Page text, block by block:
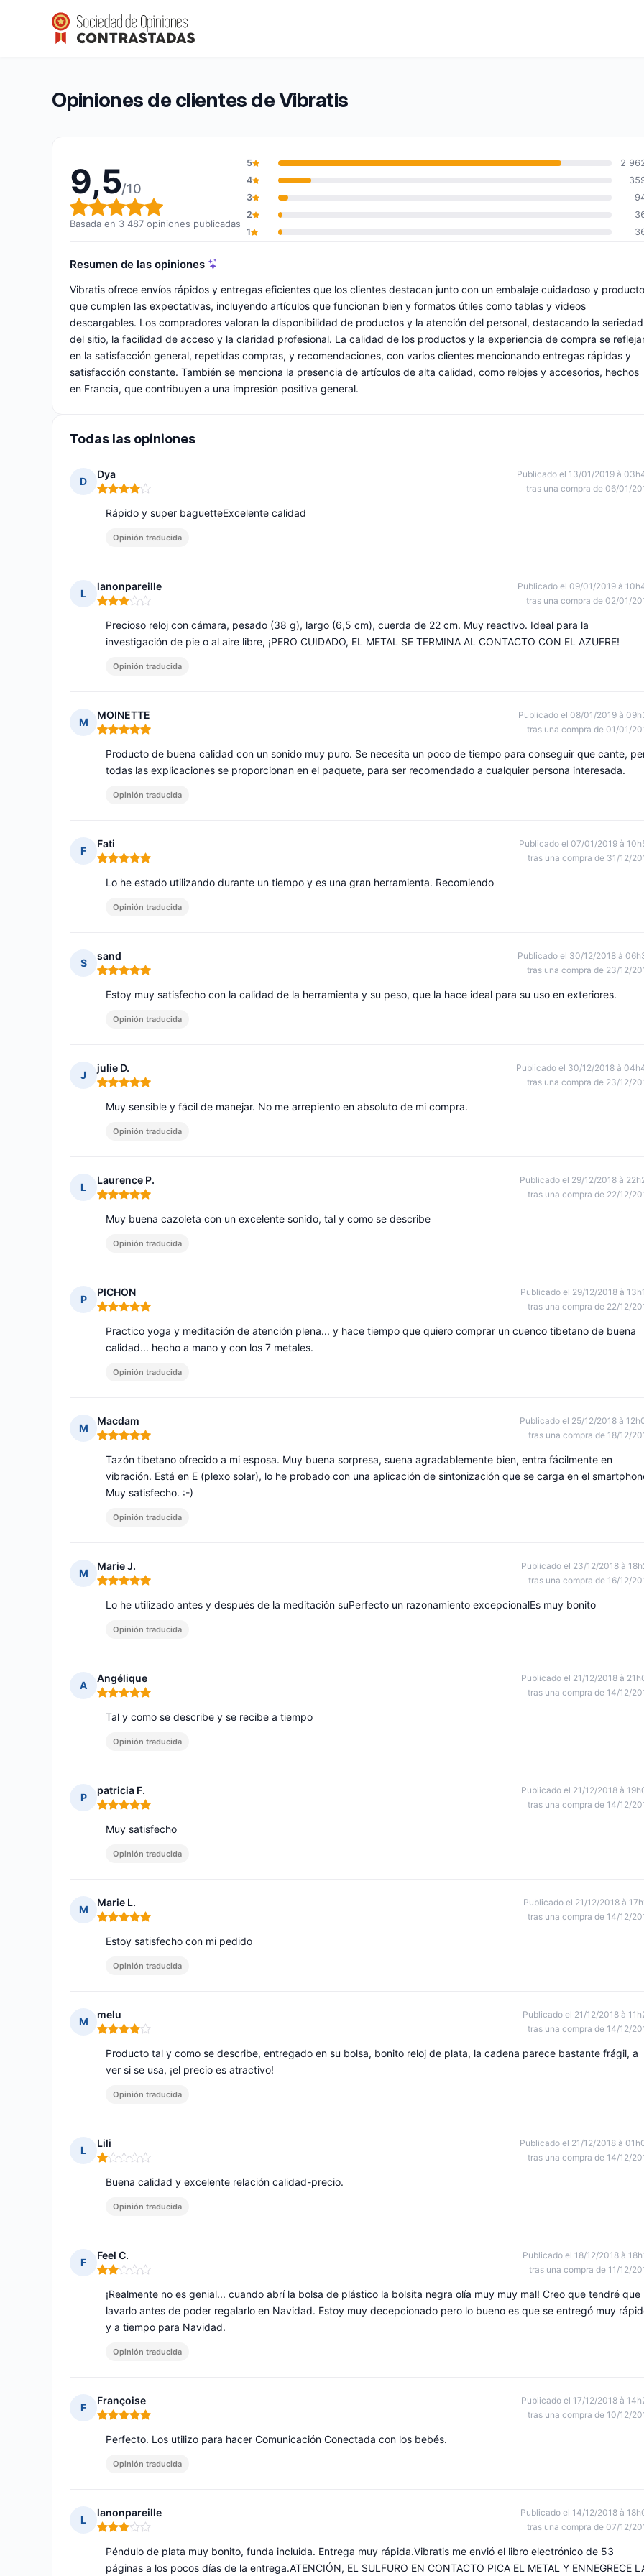
Vibratis
Calificación global: 9,5 de 10
9,5/10(3 487 opiniones)
Opiniones de clientes de Vibratis
9,5/10
Calificación global: 9,5 de 10
Basada en 3 487 opiniones publicadas
5
2
4
3
2
1
Resumen de las opiniones
Vibratis ofrece envíos rápidos y entregas eficientes que los clientes destacan junto con un embalaje cuidadoso y
que cumplen las expectativas, incluyendo artículos que funcionan bien y formatos útiles como tablas y videos
descargables. Los compradores valoran la disponibilidad de productos y la atención del personal, destacando la seriedad
del sitio, la facilidad de acceso y la claridad profesional. La calidad de los productos y la experiencia de compra se
en la satisfacción general, repetidas compras, y recomendaciones, con varios clientes mencionando entregas rápidas y
satisfacción constante. También se menciona la presencia de artículos de alta calidad, como relojes y accesorios, hechos
en Francia, que contribuyen a una impresión positiva general.
Todas las opiniones
D
Dya
Nota: 4 de 5
Publicado el 13/01/2019 à
tras una compra de 06/01/
Rápido y super baguetteExcelente calidad
Opinión traducida
L
lanonpareille
Nota: 3 de 5
Publicado el 09/01/2019 à
tras una compra de 02/01/
Precioso reloj con cámara, pesado (38 g), largo (6,5 cm), cuerda de 22 cm. Muy reactivo. Ideal para la
investigación de pie o al aire libre, ¡PERO CUIDADO, EL METAL SE TERMINA AL CONTACTO CON EL AZUFRE!
Opinión traducida
M
MOINETTE
Nota: 5 de 5
Publicado el 08/01/2019 à
tras una compra de 01/01/
Producto de buena calidad con un sonido muy puro. Se necesita un poco de tiempo para conseguir que cante,
todas las explicaciones se proporcionan en el paquete, para ser recomendado a cualquier persona interesada.
Opinión traducida
F
Fati
Nota: 5 de 5
Publicado el 07/01/2019 à
tras una compra de 31/12/
Lo he estado utilizando durante un tiempo y es una gran herramienta. Recomiendo
Opinión traducida
S
sand
Nota: 5 de 5
Publicado el 30/12/2018 à
tras una compra de 23/12/
Estoy muy satisfecho con la calidad de la herramienta y su peso, que la hace ideal para su uso en exteriores.
Opinión traducida
J
julie D.
Nota: 5 de 5
Publicado el 30/12/2018 à
tras una compra de 23/12/
Muy sensible y fácil de manejar. No me arrepiento en absoluto de mi compra.
Opinión traducida
L
Laurence P.
Nota: 5 de 5
Publicado el 29/12/2018 à
tras una compra de 22/12/
Muy buena cazoleta con un excelente sonido, tal y como se describe
Opinión traducida
P
PICHON
Nota: 5 de 5
Publicado el 29/12/2018 à
tras una compra de 22/12/
Practico yoga y meditación de atención plena... y hace tiempo que quiero comprar un cuenco tibetano de buena
calidad... hecho a mano y con los 7 metales.
Opinión traducida
M
Macdam
Nota: 5 de 5
Publicado el 25/12/2018 à
tras una compra de 18/12/
Tazón tibetano ofrecido a mi esposa. Muy buena sorpresa, suena agradablemente bien, entra fácilmente en
vibración. Está en E (plexo solar), lo he probado con una aplicación de sintonización que se carga en el
Muy satisfecho. :-)
Opinión traducida
M
Marie J.
Nota: 5 de 5
Publicado el 23/12/2018 à
tras una compra de 16/12/
Lo he utilizado antes y después de la meditación suPerfecto un razonamiento excepcionalEs muy bonito
Opinión traducida
A
Angélique
Nota: 5 de 5
Publicado el 21/12/2018 à
tras una compra de 14/12/
Tal y como se describe y se recibe a tiempo
Opinión traducida
P
patricia F.
Nota: 5 de 5
Publicado el 21/12/2018 à
tras una compra de 14/12/
Muy satisfecho
Opinión traducida
M
Marie L.
Nota: 5 de 5
Publicado el 21/12/2018 à
tras una compra de 14/12/
Estoy satisfecho con mi pedido
Opinión traducida
M
melu
Nota: 4 de 5
Publicado el 21/12/2018 à
tras una compra de 14/12/
Producto tal y como se describe, entregado en su bolsa, bonito reloj de plata, la cadena parece bastante frágil, a
ver si se usa, ¡el precio es atractivo!
Opinión traducida
L
Lili
Nota: 1 de 5
Publicado el 21/12/2018 à
tras una compra de 14/12/
Buena calidad y excelente relación calidad-precio.
Opinión traducida
F
Feel C.
Nota: 2 de 5
Publicado el 18/12/2018 à
tras una compra de 11/12/
¡Realmente no es genial... cuando abrí la bolsa de plástico la bolsita negra olía muy muy mal! Creo que tendré que
lavarlo antes de poder regalarlo en Navidad. Estoy muy decepcionado pero lo bueno es que se entregó muy
y a tiempo para Navidad.
Opinión traducida
F
Françoise
Nota: 5 de 5
Publicado el 17/12/2018 à
tras una compra de 10/12/
Perfecto. Los utilizo para hacer Comunicación Conectada con los bebés.
Opinión traducida
L
lanonpareille
Nota: 3 de 5
Publicado el 14/12/2018 à
tras una compra de 07/12/
Péndulo de plata muy bonito, funda incluida. Entrega muy rápida.Vibratis me envió el libro electrónico de 53
páginas a los pocos días de la entrega.ATENCIÓN, EL SULFURO EN CONTACTO PICA EL METAL Y ENNEGRECE